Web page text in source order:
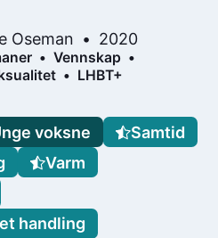
Oseman 2020
Vennskap
LHBT+
voksne
Samtid
Varm
handling